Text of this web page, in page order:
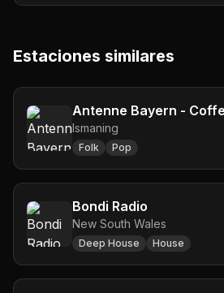
Estaciones similares
Antenne Bayern -
Ismaning
Folk Pop
Bondi Radio
New South Wales
Deep House House